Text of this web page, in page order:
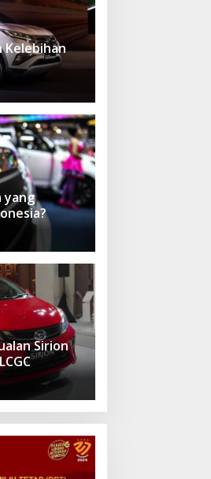
Kelebihan
yang
Sirion